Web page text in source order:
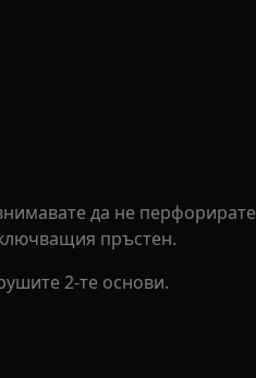
да не перфорирате
пръстен.
2-те основи.